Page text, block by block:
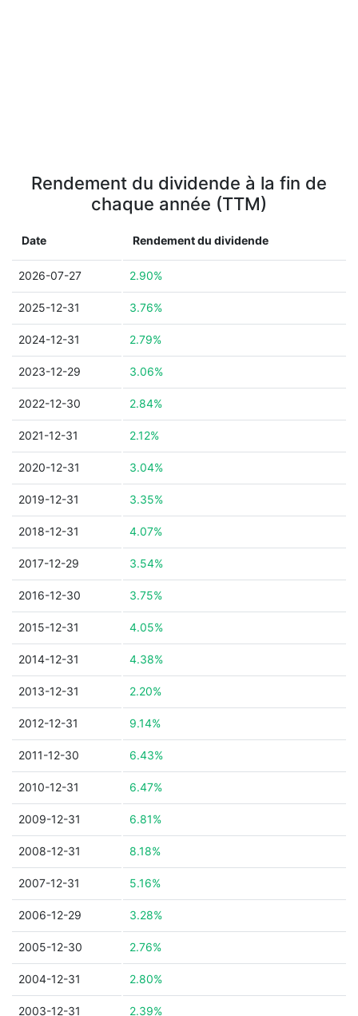
Rendement du dividende à la fin de
chaque année (TTM)
Date Rendement du dividende
2026-07-27 2.90%
2025-12-31 3.76%
2024-12-31 2.79%
2023-12-29 3.06%
2022-12-30 2.84%
2021-12-31 2.12%
2020-12-31 3.04%
2019-12-31 3.35%
2018-12-31 4.07%
2017-12-29 3.54%
2016-12-30 3.75%
2015-12-31 4.05%
2014-12-31 4.38%
2013-12-31 2.20%
2012-12-31 9.14%
2011-12-30 6.43%
2010-12-31 6.47%
2009-12-31 6.81%
2008-12-31 8.18%
2007-12-31 5.16%
2006-12-29 3.28%
2005-12-30 2.76%
2004-12-31 2.80%
2003-12-31 2.39%